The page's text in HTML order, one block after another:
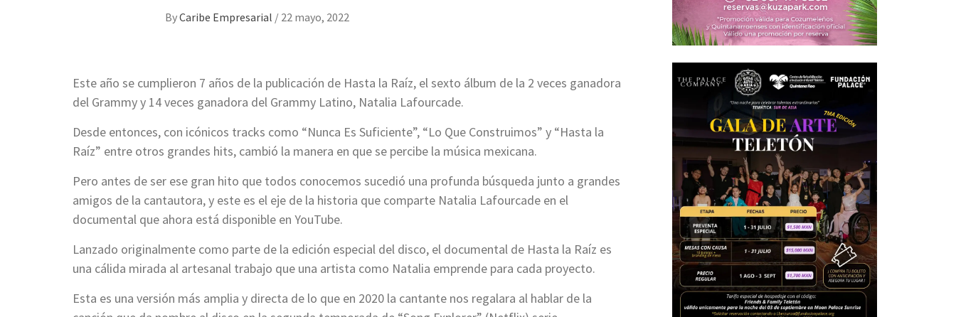
ByCaribe Empresarial / 22 mayo, 2022
Este año se cumplieron 7 años de la publicación de Hasta la Raíz, el sexto álbum de la 2 veces ganadora
del Grammy y 14 veces ganadora del Grammy Latino, Natalia Lafourcade.
Desde entonces, con icónicos tracks como “Nunca Es Suficiente”, “Lo Que Construimos” y “Hasta la
Raíz” entre otros grandes hits, cambió la manera en que se percibe la música mexicana.
Pero antes de ser ese gran hito que todos conocemos sucedió una profunda búsqueda junto a grandes
amigos de la cantautora, y este es el eje de la historia que comparte Natalia Lafourcade en el
documental que ahora está disponible en YouTube.
Lanzado originalmente como parte de la edición especial del disco, el documental de Hasta la Raíz es
una cálida mirada al artesanal trabajo que una artista como Natalia emprende para cada proyecto.
Esta es una versión más amplia y directa de lo que en 2020 la cantante nos regalara al hablar de la